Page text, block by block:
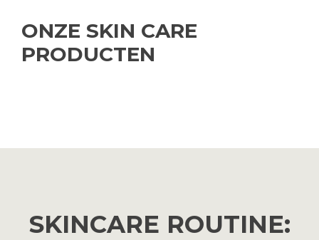
ONZE SKIN CARE
PRODUCTEN
SKINCARE ROUTINE: